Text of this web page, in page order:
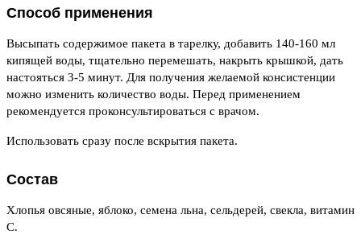
Способ применения
Высыпать содержимое пакета в тарелку, добавить 140-160 мл
кипящей воды, тщательно перемешать, накрыть крышкой, дать
настояться 3-5 минут. Для получения желаемой консистенции
можно изменить количество воды. Перед применением
рекомендуется проконсультироваться с врачом.
Использовать сразу после вскрытия пакета.
Состав
Хлопья овсяные, яблоко, семена льна, сельдерей, свекла, витамин
С.